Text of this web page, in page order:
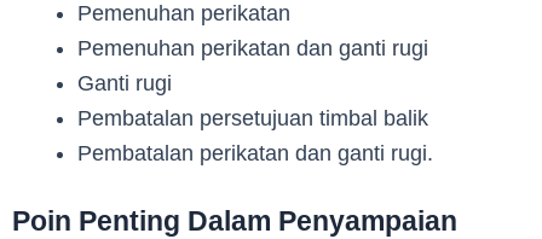
Pemenuhan perikatan
Pemenuhan perikatan dan ganti rugi
Ganti rugi
Pembatalan persetujuan timbal balik
Pembatalan perikatan dan ganti rugi.
Poin Penting Dalam Penyampaian